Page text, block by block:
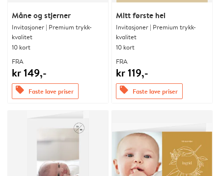
Måne og stjerner
Invitasjoner | Premium trykk-
kvalitet
10 kort
FRA
kr 149,-
offers Faste lave priser
Mitt første hei
Invitasjoner | Premium trykk-
kvalitet
10 kort
FRA
kr 119,-
offers Faste lave priser